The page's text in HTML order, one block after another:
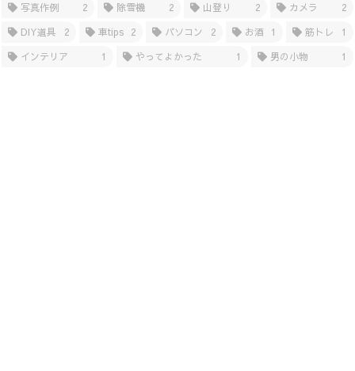
写真作例
2 除雪機 2 山登り 2 カメラ
2
DIY道具
2 車tips 2 パソコン 2 お酒 1 筋トレ
1
インテリア
1 やってよかった 1 男の小物 1